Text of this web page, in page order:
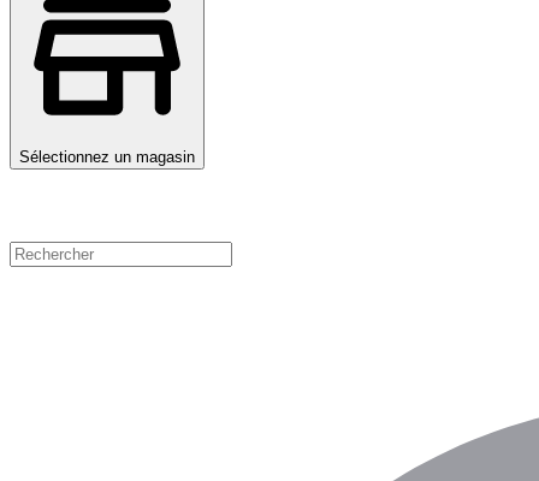
Sélectionnez un magasin